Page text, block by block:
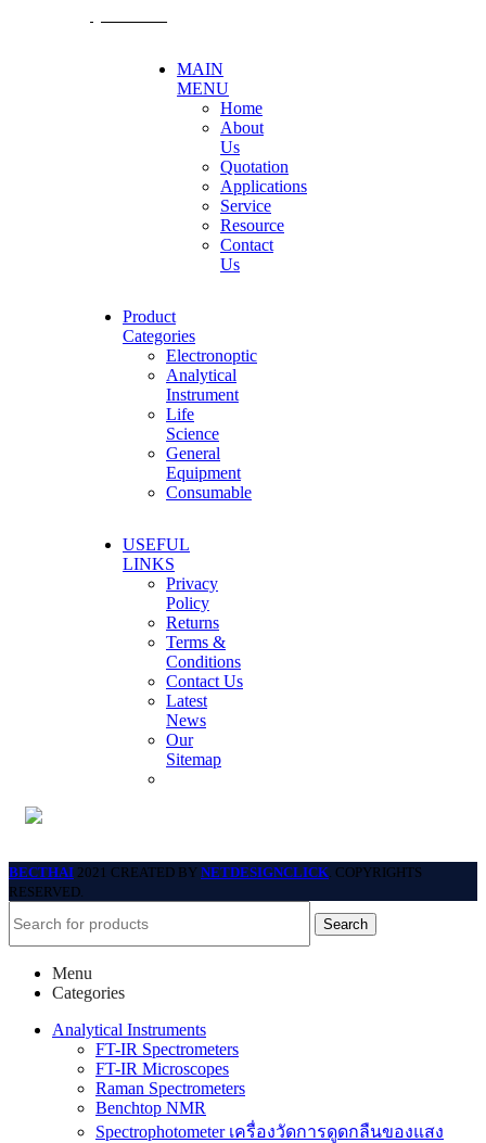
MAIN
MENU
Home
About
Us
Quotation
Applications
Service
Resource
Contact
Us
Product
Categories
Electronoptic
Analytical
Instrument
Life
Science
General
Equipment
Consumable
USEFUL
LINKS
Privacy
Policy
Returns
Terms &
Conditions
Contact Us
Latest
News
Our
Sitemap
BECTHAI 2021 CREATED BY NETDESIGNCLICK . COPYRIGHTS
RESERVED.
Search
Menu
Categories
Analytical Instruments
FT-IR Spectrometers
FT-IR Microscopes
Raman Spectrometers
Benchtop NMR
Spectrophotometer เครื่องวัดการดูดกลืนของแสง